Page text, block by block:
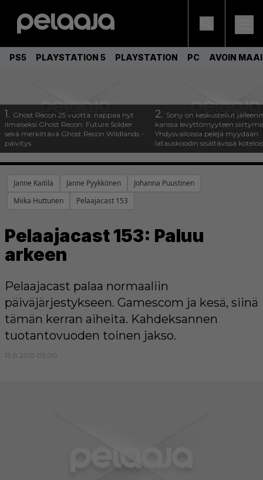
PS5 PLAYSTATION 5 PLAYSTATION PC AVOIN
1. Ghost Recon 25 vuotta: nappaa nyt
ilmaiseksi Ghost Recon: Future Soldier
sekä merkittävä Ghost Recon Wildlands -
päivitys
2. Sony on keskustellut
kanssa levyttömyyteen
Yhdysvalloissa pelejä myydään
latauskoodin sisältävissä
Janne Kaitila Janne Pyykkönen
Johanna Puustinen
Miika Huttunen
Pelaajacast 153
Pelaajacast 153: Paluu
arkeen
Pelaajacast palaa normaaliin
päiväjärjestykseen. Gamescom ja kesä, siinä
tämän kerran aiheita. Kahdeksannen
tuotantovuoden toinen jakso.
13.8.2015 05:00